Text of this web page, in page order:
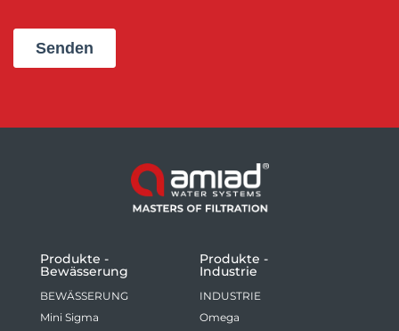
Produkte -
Bewässerung
BEWÄSSERUNG
Mini Sigma
Produkte -
Industrie
INDUSTRIE
Omega